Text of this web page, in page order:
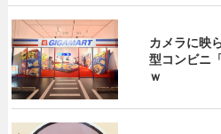
カメラに映
型コンビニ
ｗ